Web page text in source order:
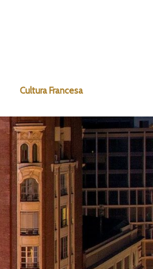
Cultura Francesa